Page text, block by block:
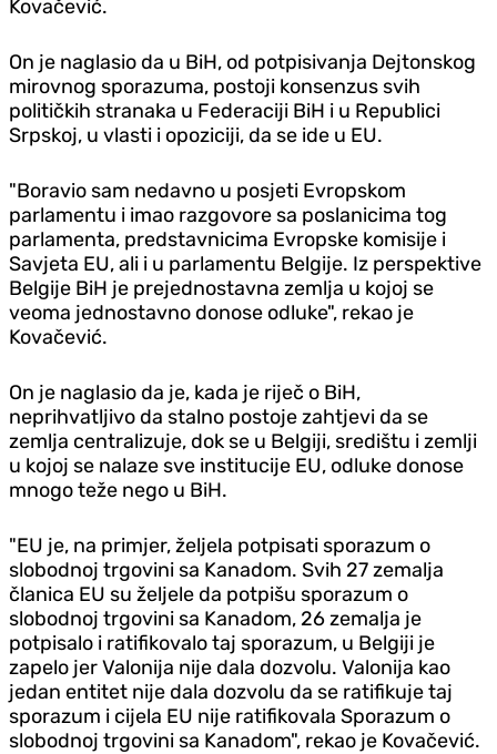
Kovačević.
On je naglasio da u BiH, od potpisivanja Dejtonskog
mirovnog sporazuma, postoji konsenzus svih
političkih stranaka u Federaciji BiH i u Republici
Srpskoj, u vlasti i opoziciji, da se ide u EU.
"Boravio sam nedavno u posjeti Evropskom
parlamentu i imao razgovore sa poslanicima tog
parlamenta, predstavnicima Evropske komisije i
Savjeta EU, ali i u parlamentu Belgije. Iz perspektive
Belgije BiH je prejednostavna zemlja u kojoj se
veoma jednostavno donose odluke", rekao je
Kovačević.
On je naglasio da je, kada je riječ o BiH,
neprihvatljivo da stalno postoje zahtjevi da se
zemlja centralizuje, dok se u Belgiji, središtu i zemlji
u kojoj se nalaze sve institucije EU, odluke donose
mnogo teže nego u BiH.
"EU je, na primjer, željela potpisati sporazum o
slobodnoj trgovini sa Kanadom. Svih 27 zemalja
članica EU su željele da potpišu sporazum o
slobodnoj trgovini sa Kanadom, 26 zemalja je
potpisalo i ratifikovalo taj sporazum, u Belgiji je
zapelo jer Valonija nije dala dozvolu. Valonija kao
jedan entitet nije dala dozvolu da se ratifikuje taj
sporazum i cijela EU nije ratifikovala Sporazum o
slobodnoj trgovini sa Kanadom", rekao je Kovačević.